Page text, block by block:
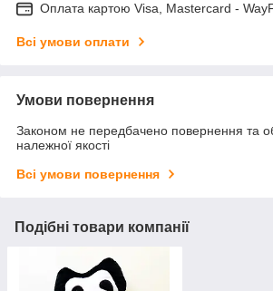
Оплата картою Visa, Mastercard -
Всі умови оплати
Умови повернення
Законом не передбачено повернення та
належної якості
Всі умови повернення
Подібні товари компанії